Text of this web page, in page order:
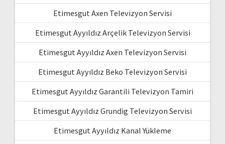
Etimesgut Axen Televizyon Servisi
Etimesgut Ayyıldız Arçelik Televizyon Servisi
Etimesgut Ayyıldız Axen Televizyon Servisi
Etimesgut Ayyıldız Beko Televizyon Servisi
Etimesgut Ayyıldız Garantili Televizyon Tamiri
Etimesgut Ayyıldız Grundig Televizyon Servisi
Etimesgut Ayyıldız Kanal Yükleme